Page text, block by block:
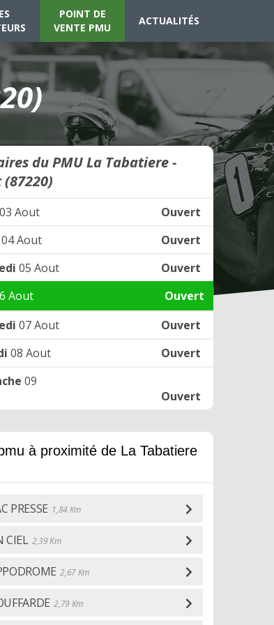
POINT DE
VENTE PMU
ACTUALITÉS
du PMU La Tabatiere -
03 Aout
Ouvert
04 Aout
Ouvert
05 Aout
Ouvert
Aout
Ouvert
07 Aout
Ouvert
08 Aout
Ouvert
09
Ouvert
à proximité de La Tabatiere
PRESSE 1,84 Km
CIEL 2,39 Km
2,67 Km
2,79 Km